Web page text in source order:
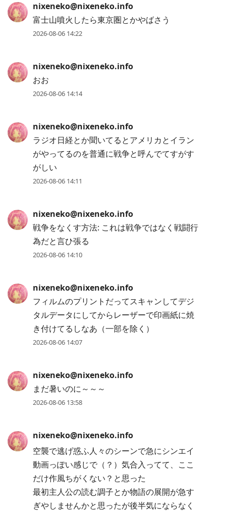
nixeneko@nixeneko.info
富士山噴火したら東京圏とかやばさう
2026-08-06 14:22
nixeneko@nixeneko.info
おお
2026-08-06 14:14
nixeneko@nixeneko.info
ラジオ日経とか聞いてるとアメリカとイラン
がやってるのを普通に戦争と呼んでてすがす
がしい
2026-08-06 14:11
nixeneko@nixeneko.info
戦争をなくす方法: これは戦争ではなく戦闘行
為だと言ひ張る
2026-08-06 14:10
nixeneko@nixeneko.info
フィルムのプリントだってスキャンしてデジ
タルデータにしてからレーザーで印画紙に焼
き付けてるしなあ（一部を除く）
2026-08-06 14:07
nixeneko@nixeneko.info
まだ暑いのに～～～
2026-08-06 13:58
nixeneko@nixeneko.info
空襲で逃げ惑ふ人々のシーンで急にシンエイ
動画っぽい感じで（？）気合入ってて、ここ
だけ作風ちがくない？と思った
最初主人公の読む調子とか物語の展開が急す
ぎやしませんかと思ったが後半気にならなく